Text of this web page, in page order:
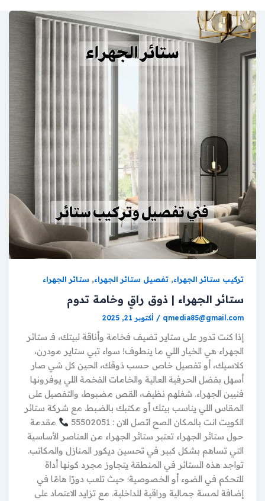
تركيب ستائر الجهراء,تفصيل ستائر الجهراء,ستائر الجهراء
ستائر الجهراء | ذوق راقٍ وخامة تدوم
qmedia85@gmail.com
/ أكتوبر 21, 2025
إذا كنت تدور على ستاير تضيف فخامة وأناقة لبيتك، فـ ستائر
الجهراء هي الخيار اللي ما ينطوف! سواء تبي ستاير مودرن،
كلاسيك، أو تفصيل خاص حسب ذوقك، الحين كل شي صار
أسهل بفضل الحرفية العالية والخامات الفخمة اللي يوفرونها
فنيين الجهراء. شغلهم نظيف، القص مضبوط، والتفصيل على
المقاس اللي يناسب بيتك أو مكتبك بالضبط. مع شركة ستائر
الكويت انت بالمكان الصح اتصل الان : 55502051
مقدمة
حول ستائر الجهراء تعتبر ستائر الجهراء من العناصر الأساسية
التي تساهم بشكل كبير في تحسين ديكور المنازل والمكاتب.
تواجد هذه الستائر في المنطقة يتجاوز مجرد كونها أداة
للتحكم في الضوء أو الخصوصية؛ حيث تلعب دورًا هامًا في
إضافة لمسة جمالية وراقية للداخلية. مع تزايد الاعتماد على